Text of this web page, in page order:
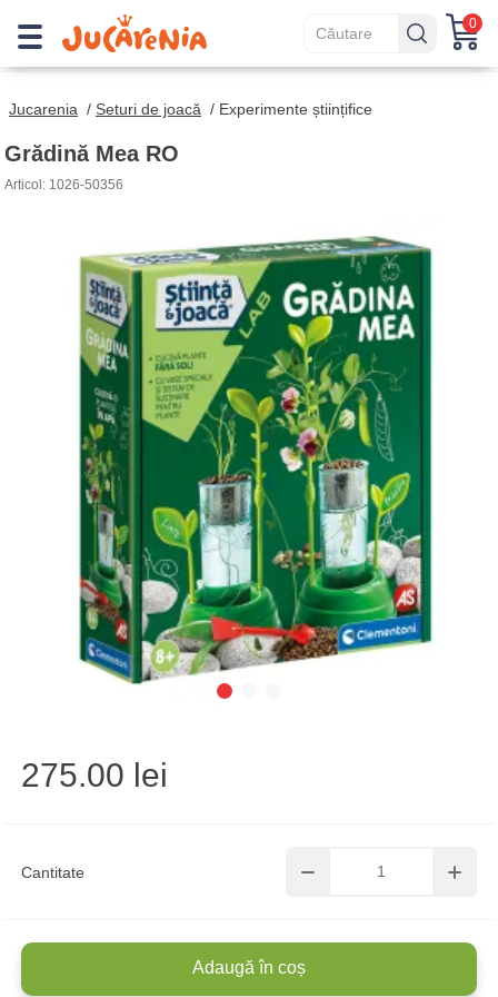
0
Jucarenia / Seturi de joacă / Experimente științifice
Grădină Mea RO
Articol: 1026-50356
Cantitate
275.00 lei
Adaugă în coș